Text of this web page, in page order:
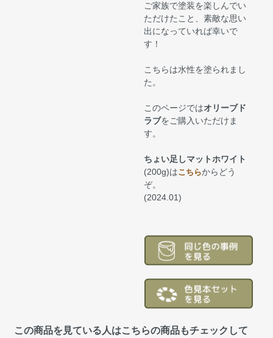
ご家族で塗装を楽しんでい
ただけたこと、素敵な思い
出になっていれば幸いで
す！
こちらは水性を塗られまし
た。
このページではオリーブド
ラブをご購入いただけま
す。
ちょい足しマットホワイト
(200g)はこちらからどう
ぞ。
(2024.01)
この商品を見ている人はこちらの商品もチェックして